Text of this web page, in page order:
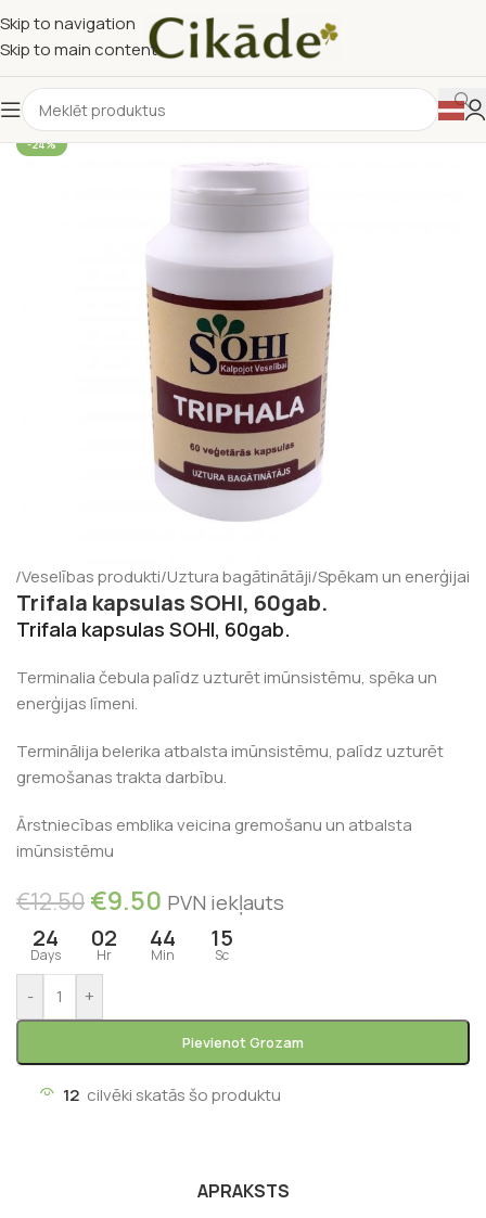
Skip to navigation
Skip to main content
-24%
/Veselības produkti/Uztura bagātinātāji/Spēkam un enerģijai
Trifala kapsulas SOHI, 60gab.
Trifala kapsulas SOHI, 60gab.
Terminalia čebula palīdz uzturēt imūnsistēmu, spēka un
enerģijas līmeni.
Terminālija belerika atbalsta imūnsistēmu, palīdz uzturēt
gremošanas trakta darbību.
Ārstniecības emblika veicina gremošanu un atbalsta
imūnsistēmu
€12.50 €9.50 PVN iekļauts
24
Days
02
Hr
44
Min
14
Sc
- +
Pievienot Grozam
12 cilvēki skatās šo produktu
APRAKSTS